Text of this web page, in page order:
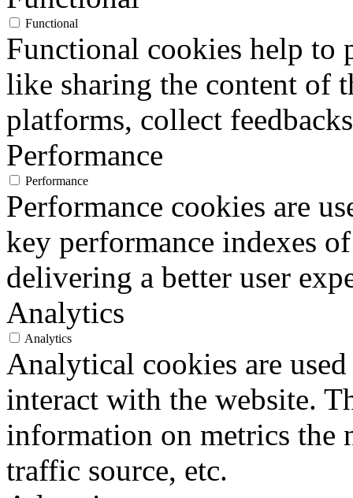
Functional
Functional cookies help to
like sharing the content of
platforms, collect
Performance
Performance
Performance cookies are
key performance indexes
delivering a better user
Analytics
Analytics
Analytical cookies are
interact with the website.
information on metrics the
traffic source, etc.